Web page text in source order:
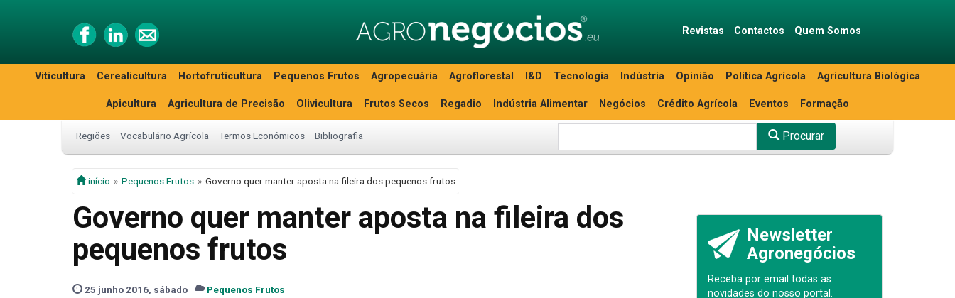
Revistas Contactos Quem Somos
Viticultura Cerealicultura Hortofruticultura Pequenos Frutos Agropecuária Agroflorestal I&D Tecnologia Indústria Opinião Política Agrícola Agricultura Biológica
Apicultura Agricultura de Precisão Olivicultura Frutos Secos Regadio Indústria Alimentar Negócios Crédito Agrícola Eventos Formação
Regiões Vocabulário Agrícola Termos Económicos Bibliografia Procurar
início Pequenos Frutos Governo quer manter aposta na fileira dos pequenos frutos
Governo quer manter aposta na fileira dos
pequenos frutos
25 junho 2016, sábado Pequenos Frutos
Newsletter
Agronegócios
Receba por email todas as
novidades do nosso portal.